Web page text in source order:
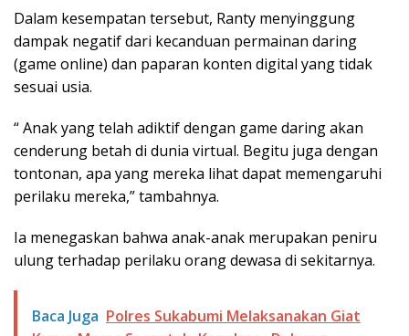
Dalam kesempatan tersebut, Ranty menyinggung
dampak negatif dari kecanduan permainan daring
(game online) dan paparan konten digital yang tidak
sesuai usia.
“ Anak yang telah adiktif dengan game daring akan
cenderung betah di dunia virtual. Begitu juga dengan
tontonan, apa yang mereka lihat dapat memengaruhi
perilaku mereka,” tambahnya.
Ia menegaskan bahwa anak-anak merupakan peniru
ulung terhadap perilaku orang dewasa di sekitarnya.
Baca Juga Polres Sukabumi Melaksanakan Giat